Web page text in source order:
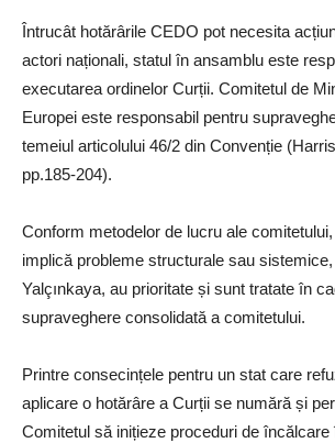
Întrucât hotărârile CEDO pot necesita
actori naționali, statul în ansamblu este
executarea ordinelor Curții. Comitetul de
Europei este responsabil pentru
temeiul articolului 46/2 din Convenție
pp.185-204).
Conform metodelor de lucru ale
implică probleme structurale sau
Yalçınkaya, au prioritate și sunt tratate în
supraveghere consolidată a comitetului.
Printre consecințele pentru un stat care
aplicare o hotărâre a Curții se numără și
Comitetul să inițieze proceduri de